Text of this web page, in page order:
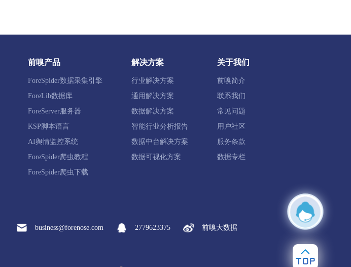
前嗅产品
ForeSpider数据采集引擎
ForeLib数据库
ForeServer服务器
KSP脚本语言
AI舆情监控系统
ForeSpider爬虫教程
ForeSpider爬虫下载
解决方案
行业解决方案
通用解决方案
数据解决方案
智能行业分析报告
数据中台解决方案
数据可视化方案
关于我们
前嗅简介
联系我们
常见问题
用户社区
服务条款
数据专栏
business@forenose.com 2779623375 前嗅大数据